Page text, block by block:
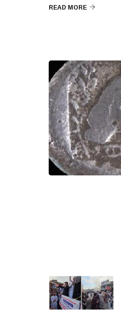
READ MORE